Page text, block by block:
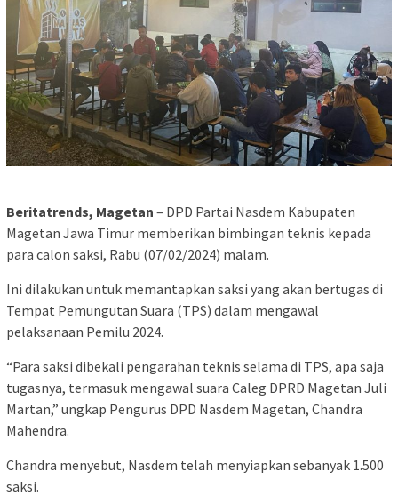
Beritatrends, Magetan – DPD Partai Nasdem Kabupaten
Magetan Jawa Timur memberikan bimbingan teknis kepada
para calon saksi, Rabu (07/02/2024) malam.
Ini dilakukan untuk memantapkan saksi yang akan bertugas di
Tempat Pemungutan Suara (TPS) dalam mengawal
pelaksanaan Pemilu 2024.
“Para saksi dibekali pengarahan teknis selama di TPS, apa saja
tugasnya, termasuk mengawal suara Caleg DPRD Magetan Juli
Martan,” ungkap Pengurus DPD Nasdem Magetan, Chandra
Mahendra.
Chandra menyebut, Nasdem telah menyiapkan sebanyak 1.500
saksi.